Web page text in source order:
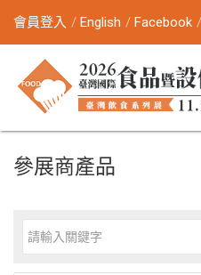
會員登入 English Facebook
參展商產品